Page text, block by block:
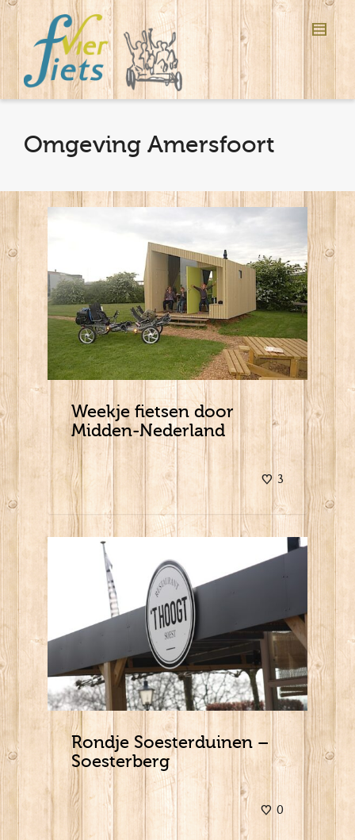
Omgeving Amersfoort
Weekje fietsen door
Midden-Nederland
3
Rondje Soesterduinen –
Soesterberg
0